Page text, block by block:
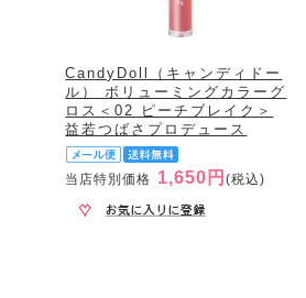
CandyDoll（キャンディドー
ル） ボリューミングカラーグ
ロス＜02 ピーチブレイク＞
益若つばさプロデュース
当店特別価格 1,650円(税込)